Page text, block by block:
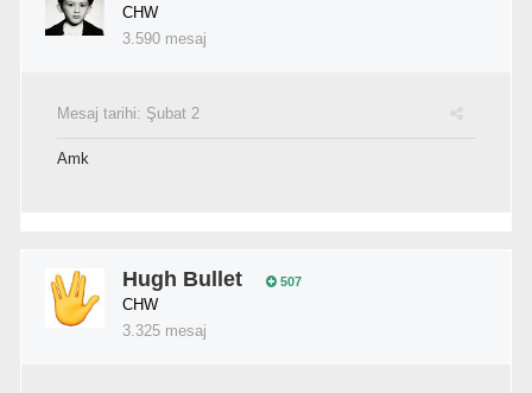
CHW
3.590 mesaj
Mesaj tarihi: Şubat 2
Amk
Hugh Bullet 507
CHW
3.325 mesaj